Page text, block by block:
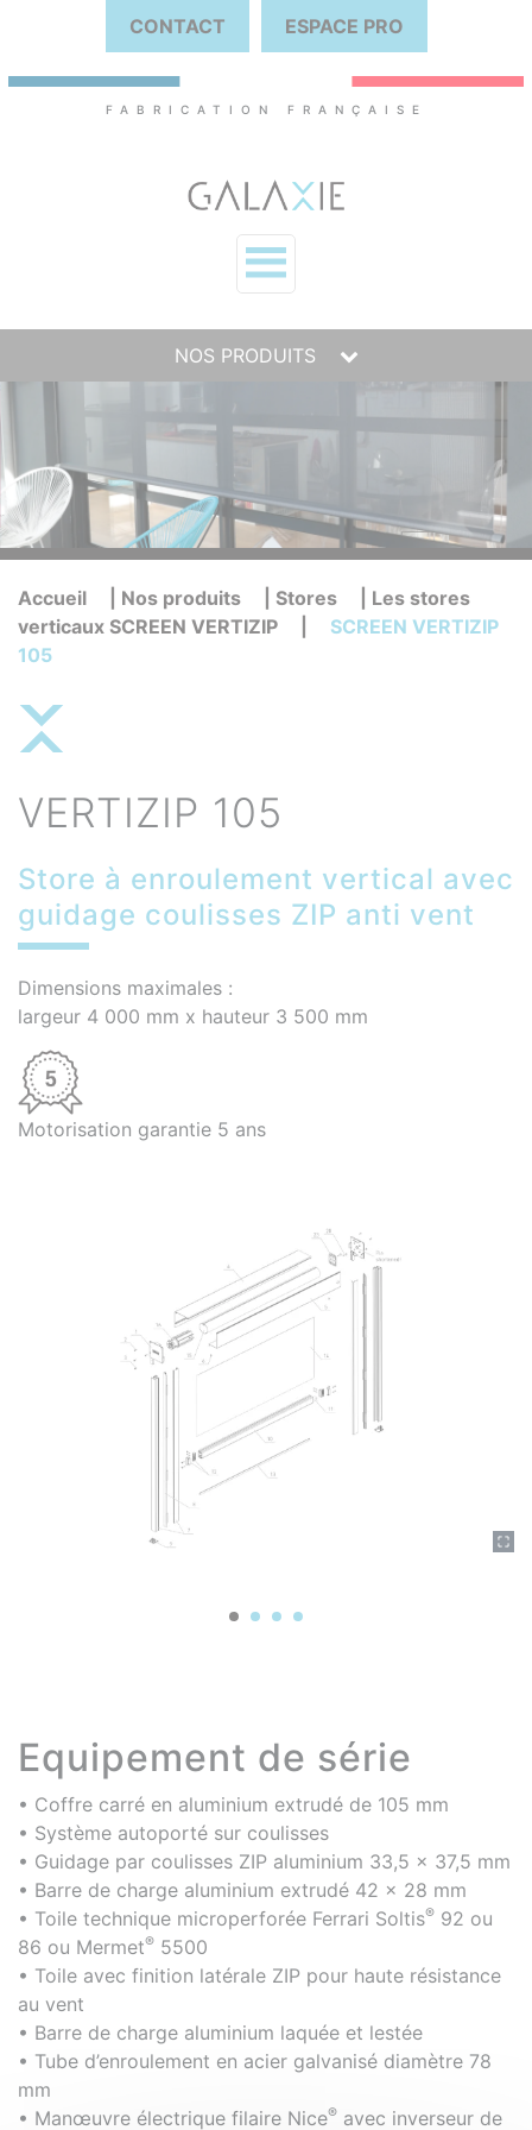
CONTACT ESPACE PRO
FABRICATION FRANÇAISE
NOS PRODUITS
Accueil Nos produits Stores
Les stores
verticaux SCREEN VERTIZIP
SCREEN VERTIZIP
105
VERTIZIP 105
Store à enroulement vertical avec
guidage coulisses ZIP anti vent
Dimensions maximales :
largeur 4 000 mm x hauteur 3 500 mm
Motorisation garantie 5 ans
Equipement de série
• Coffre carré en aluminium extrudé de 105 mm
• Système autoporté sur coulisses
• Guidage par coulisses ZIP aluminium 33,5 x 37,5 mm
• Barre de charge aluminium extrudé 42 x 28 mm
• Toile technique microperforée Ferrari Soltis® 92 ou
86 ou Mermet® 5500
• Toile avec finition latérale ZIP pour haute résistance
au vent
• Barre de charge aluminium laquée et lestée
• Tube d’enroulement en acier galvanisé diamètre 78
mm
• Manœuvre électrique filaire Nice® avec inverseur de